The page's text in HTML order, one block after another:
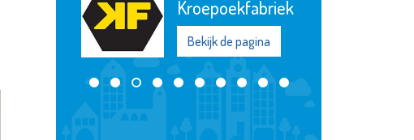
Kroepoekfabriek
Bekijk de pagina